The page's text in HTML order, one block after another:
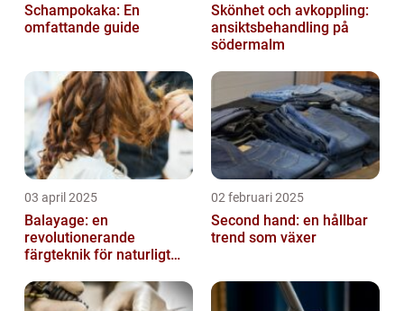
Schampokaka: En
omfattande guide
Skönhet och avkoppling:
ansiktsbehandling på
södermalm
03 april 2025
Balayage: en
revolutionerande
färgteknik för naturligt
02 februari 2025
Second hand: en hållbar
trend som växer